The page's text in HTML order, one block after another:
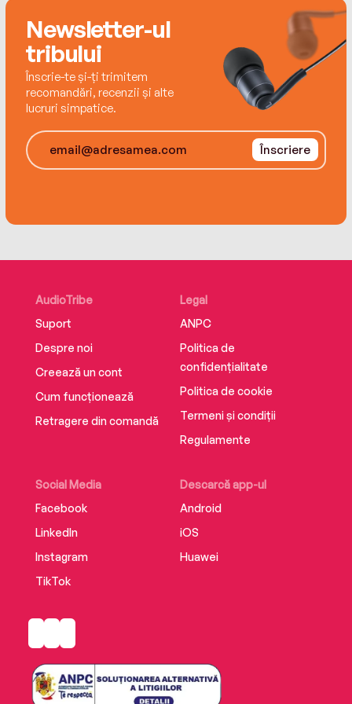
Newsletter-ul
tribului
Înscrie-te și-ți trimitem
recomandări, recenzii și alte
lucruri simpatice.
Înscriere
AudioTribe
Suport
Despre noi
Creează un cont
Cum funcționează
Retragere din comandă
Social Media
Facebook
LinkedIn
Instagram
TikTok
Descarcă app-ul
Android
iOS
Huawei
Legal
ANPC
Politica de
confidențialitate
Politica de cookie
Termeni și condiții
Regulamente